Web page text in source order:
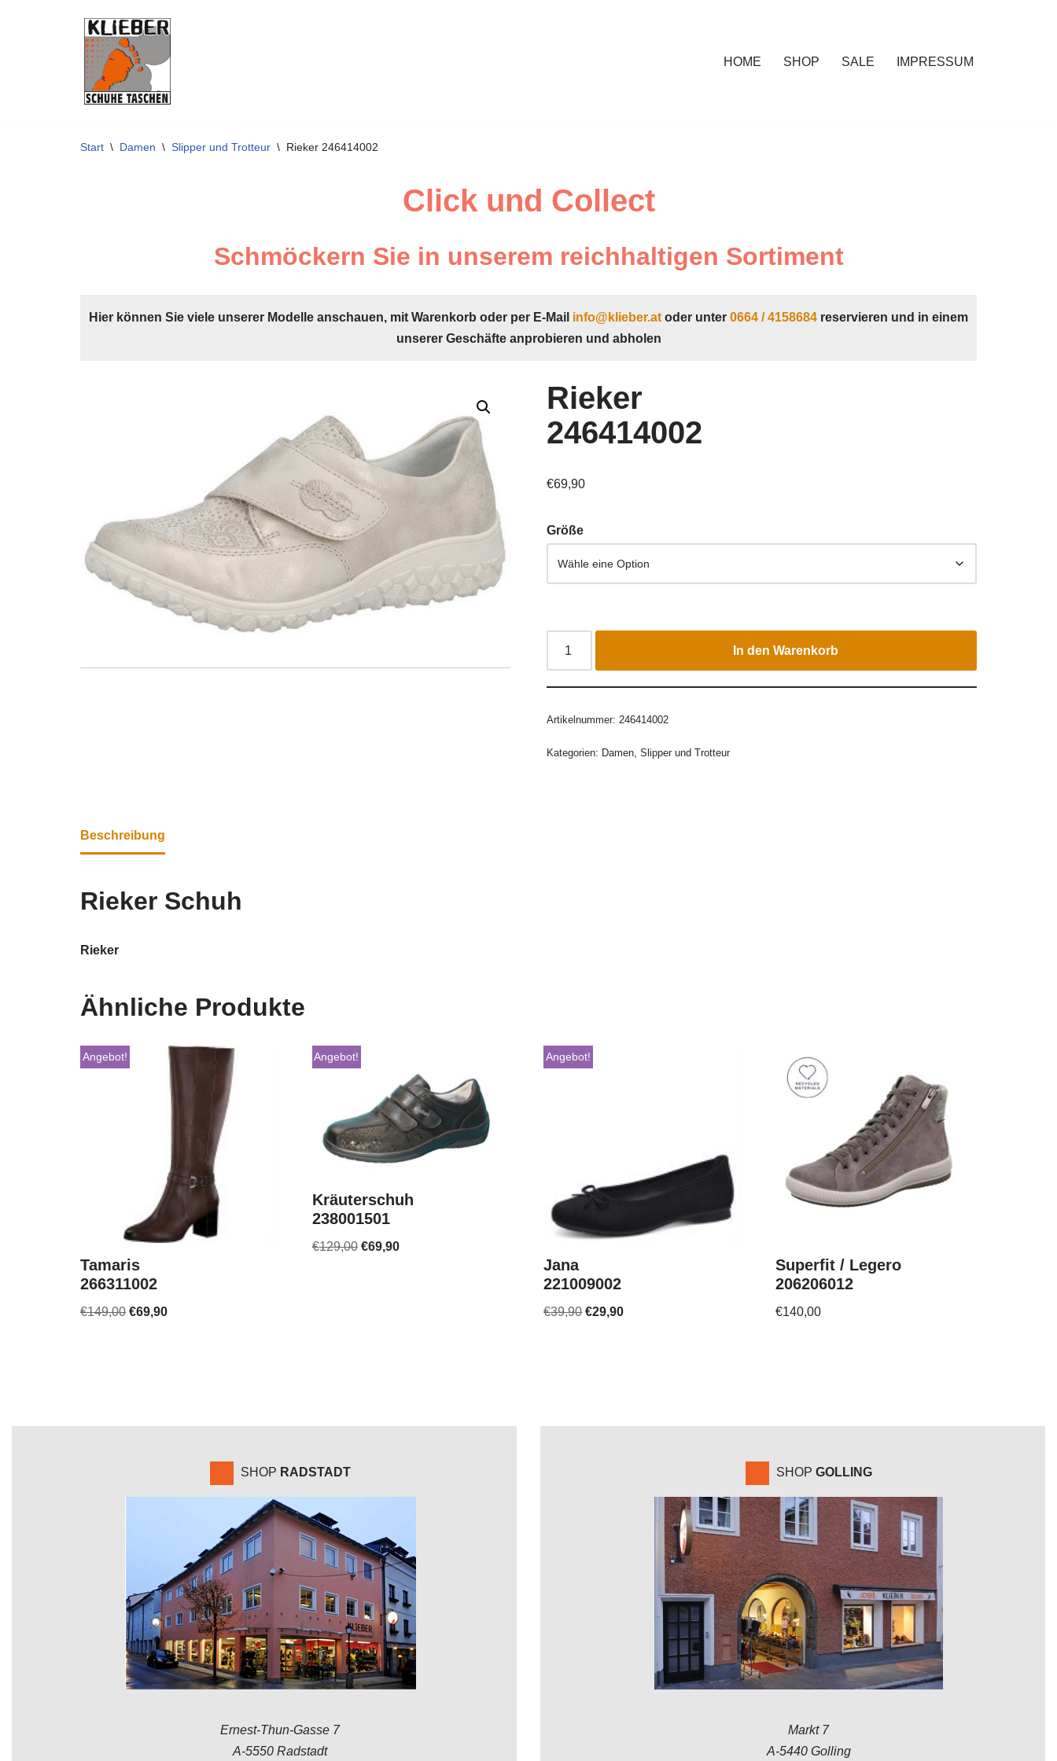
HOME SHOP SALE IMPRESSUM
Start \ Damen \ Slipper und Trotteur \ Rieker 246414002
Click und Collect
Schmöckern Sie in unserem reichhaltigen Sortiment
Hier können Sie viele unserer Modelle anschauen, mit Warenkorb oder per E-Mail info@klieber.at oder unter 0664 / 4158684 reservieren und in einem
unserer Geschäfte anprobieren und abholen
Rieker
246414002
€69,90
Größe
In den Warenkorb
Artikelnummer: 246414002
Kategorien: Damen, Slipper und Trotteur
Beschreibung
Rieker Schuh
Rieker
Ähnliche Produkte
Angebot!
Tamaris
266311002
€149,00 €69,90
Angebot!
Kräuterschuh
238001501
€129,00 €69,90
Angebot!
Jana
221009002
€39,90 €29,90
Superfit / Legero
206206012
€140,00
SHOP RADSTADT
Ernest-Thun-Gasse 7
A-5550 Radstadt
SHOP GOLLING
Markt 7
A-5440 Golling